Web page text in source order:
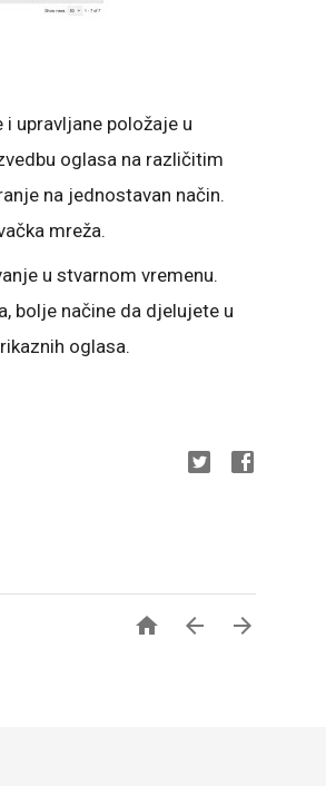
upravljane položaje u
oglasa na različitim
na jednostavan način.
mreža.
u stvarnom vremenu.
bolje načine da djelujete u
oglasa.
  